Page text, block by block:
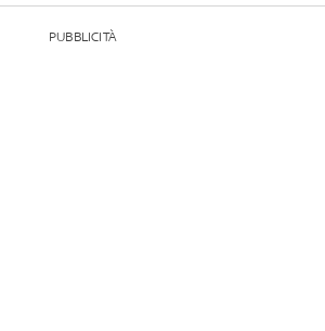
PUBBLICITÀ